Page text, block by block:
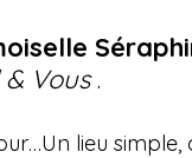
& Vous .
lieu simple,